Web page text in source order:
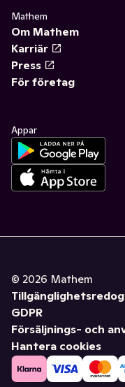
Mathem
Om Mathem
Karriär
Press
För företag
Appar
© 2026 Mathem
GDPR
Försäljnings- och
Hantera cookies